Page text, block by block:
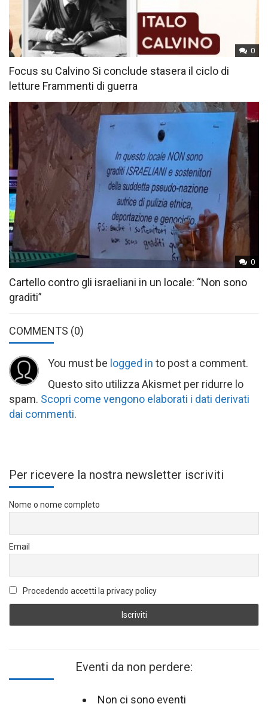
0
Focus su Calvino Si conclude stasera il ciclo di
letture Frammenti di guerra
0
Cartello contro gli israeliani in un locale: “Non sono
graditi”
COMMENTS (0)
You must be logged in to post a comment.
Questo sito utilizza Akismet per ridurre lo
spam. Scopri come vengono elaborati i dati derivati
dai commenti.
Per ricevere la nostra newsletter iscriviti
Nome o nome completo
Email
Procedendo accetti la privacy policy
Eventi da non perdere:
Non ci sono eventi